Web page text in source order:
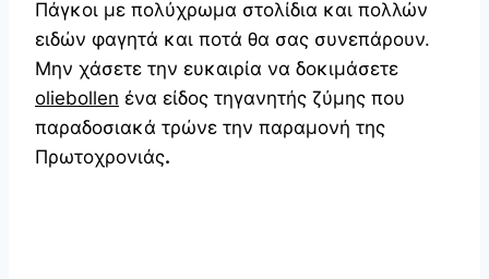
Πάγκοι με πολύχρωμα στολίδια και πολλών
ειδών φαγητά και ποτά θα σας συνεπάρουν.
Μην χάσετε την ευκαιρία να δοκιμάσετε
oliebollen ένα είδος τηγανητής ζύμης που
παραδοσιακά τρώνε την παραμονή της
Πρωτοχρονιάς.